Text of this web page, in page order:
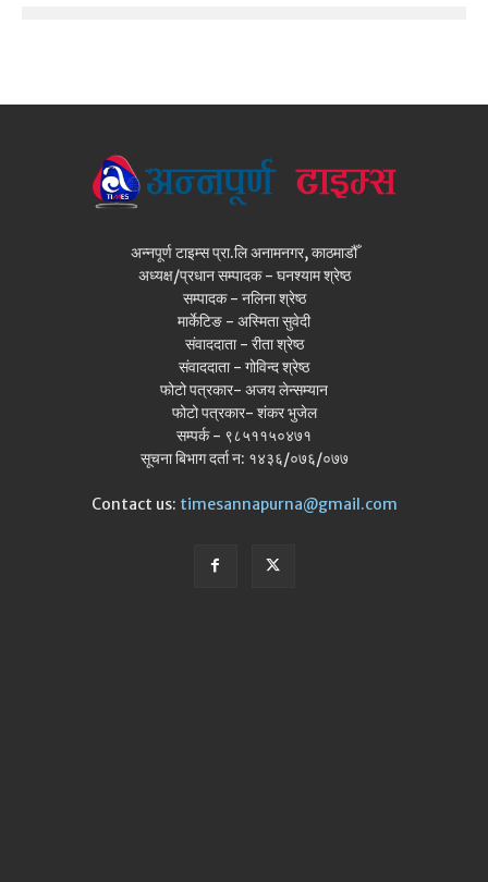
अन्नपूर्ण टाइम्स प्रा.लि अनामनगर, काठमाडौँ
अध्यक्ष/प्रधान सम्पादक - घनश्याम श्रेष्ठ
सम्पादक - नलिना श्रेष्ठ
मार्केटिङ - अस्मिता सुवेदी
संवाददाता - रीता श्रेष्ठ
संवाददाता - गोविन्द श्रेष्ठ
फोटो पत्रकार- अजय लेन्सम्यान
फोटो पत्रकार- शंकर भुजेल
सम्पर्क - ९८५११५०४७१
सूचना बिभाग दर्ता न: १४३६/०७६/०७७
Contact us: timesannapurna@gmail.com